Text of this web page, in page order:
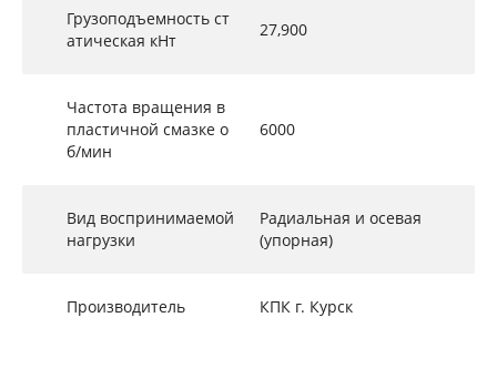
Грузоподъемность ст
атическая кНт
27,900
Частота вращения в
пластичной смазке о
б/мин
6000
Вид воспринимаемой
нагрузки
Радиальная и осевая
(упорная)
Производитель КПК г. Курск